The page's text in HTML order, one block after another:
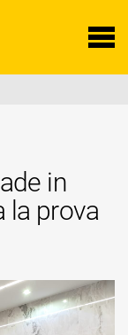
in
la prova